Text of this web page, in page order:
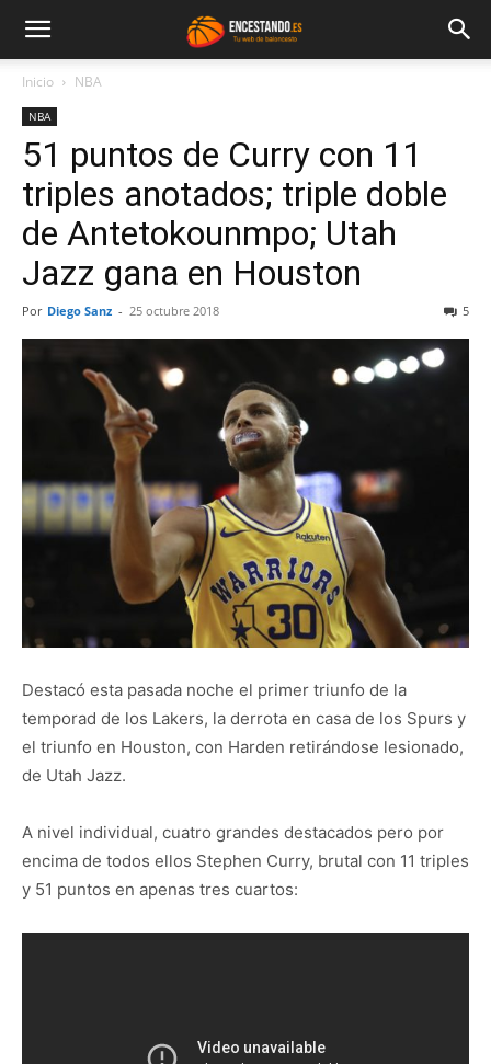
Inicio NBA
NBA
51 puntos de Curry con 11
triples anotados; triple doble
de Antetokounmpo; Utah
Jazz gana en Houston
Por Diego Sanz - 25 octubre 2018 5
Destacó esta pasada noche el primer triunfo de la
temporad de los Lakers, la derrota en casa de los Spurs y
el triunfo en Houston, con Harden retirándose lesionado,
de Utah Jazz.
A nivel individual, cuatro grandes destacados pero por
encima de todos ellos Stephen Curry, brutal con 11 triples
y 51 puntos en apenas tres cuartos: